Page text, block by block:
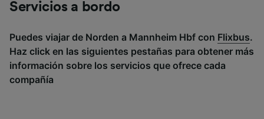
Servicios a bordo
Puedes viajar de Norden a Mannheim Hbf con Flixbus.
Haz click en las siguientes pestañas para obtener más
información sobre los servicios que ofrece cada
compañía